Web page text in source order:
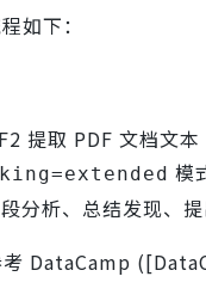
如下：
提取 PDF 文档文本
模
分析、总结发现、
DataCamp